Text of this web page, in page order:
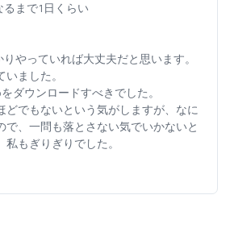
まで1日くらい
やっていれば大丈夫だと思います。
ました。
ダウンロードすべきでした。
どでもないという気がしますが、なに
で、一問も落とさない気でいかないと
もぎりぎりでした。